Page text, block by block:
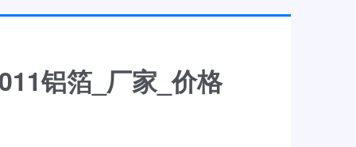
铝箔_厂家_价格